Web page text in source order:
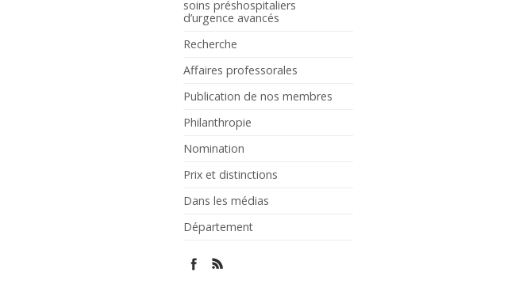
soins préshospitaliers
d’urgence avancés
Recherche
Affaires professorales
Publication de nos membres
Philanthropie
Nomination
Prix et distinctions
Dans les médias
Département